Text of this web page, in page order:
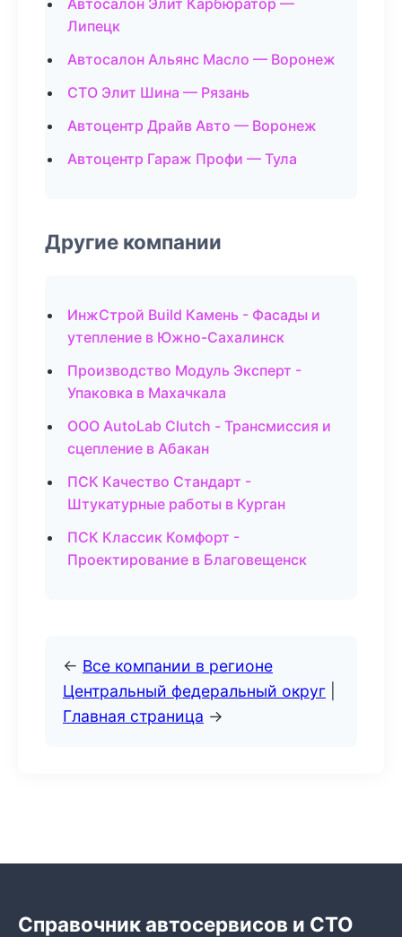
Автосалон Элит Карбюратор —
Липецк
Автосалон Альянс Масло — Воронеж
СТО Элит Шина — Рязань
Автоцентр Драйв Авто — Воронеж
Автоцентр Гараж Профи — Тула
Другие компании
ИнжСтрой Build Камень - Фасады и
утепление в Южно-Сахалинск
Производство Модуль Эксперт -
Упаковка в Махачкала
ООО AutoLab Clutch - Трансмиссия и
сцепление в Абакан
ПСК Качество Стандарт -
Штукатурные работы в Курган
ПСК Классик Комфорт -
Проектирование в Благовещенск
← Все компании в регионе
Центральный федеральный округ
Главная страница →
Справочник автосервисов и СТО